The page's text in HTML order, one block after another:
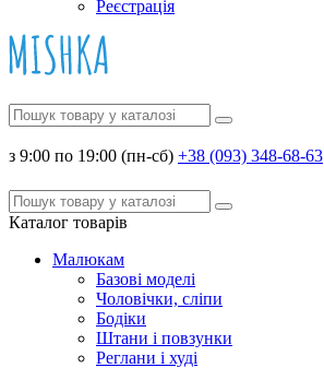
Реєстрація
з 9:00 по 19:00 (пн-сб) +38 (093) 348-68-63
Каталог товарів
Малюкам
Базові моделі
Чоловічки, сліпи
Бодіки
Штани і повзунки
Реглани і худі